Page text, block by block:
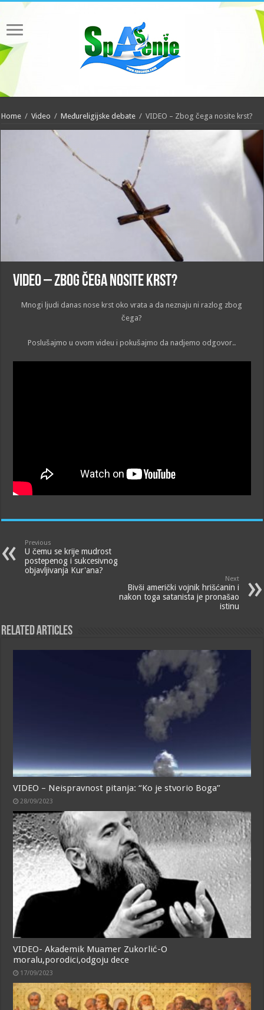
Home / Video / Međureligijske debate / VIDEO – Zbog čega nosite krst?
VIDEO – Zbog čega nosite krst?
Mnogi ljudi danas nose krst oko vrata a da neznaju ni razlog zbog
čega?
Poslušajmo u ovom videu i pokušajmo da nadjemo odgovor..
Previous
U čemu se krije mudrost
postepenog i sukcesivnog
objavljivanja Kur'ana?
Next
Bivši američki vojnik hrišćanin i
nakon toga satanista je pronašao
istinu
Related Articles
VIDEO – Neispravnost pitanja: “Ko je stvorio Boga”
28/09/2023
VIDEO- Akademik Muamer Zukorlić-O
moralu,porodici,odgoju dece
17/09/2023